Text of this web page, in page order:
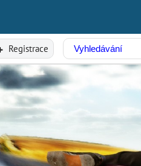
Registrace